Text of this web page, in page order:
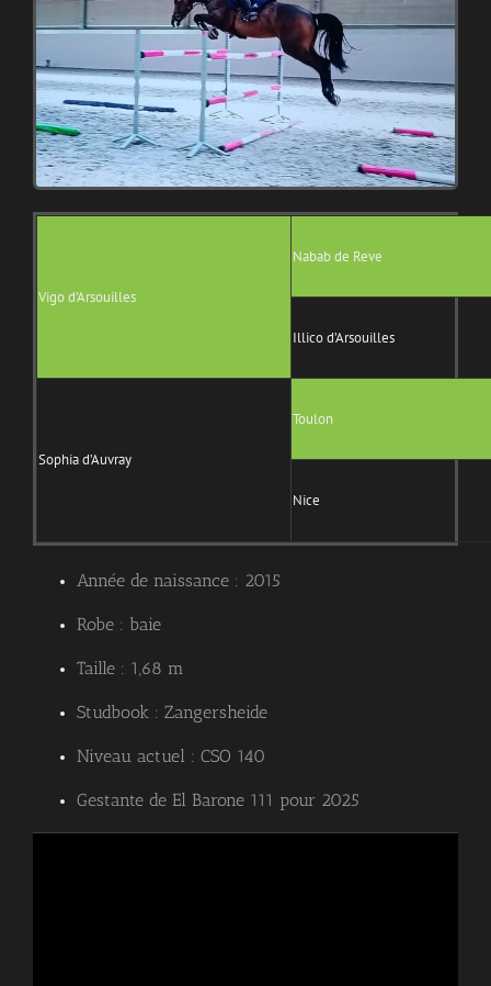
Vigo d’Arsouilles
Nabab de Reve
Illico d’Arsouilles
Sophia d’Auvray
Toulon
Nice
Année de naissance : 2015
Robe : baie
Taille : 1,68 m
Studbook : Zangersheide
Niveau actuel : CSO 140
Gestante de El Barone 111 pour 2025